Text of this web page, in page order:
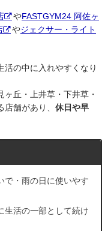
やFASTGYM24 阿佐ヶ
やジェクサー・ライト
活の中に入れやすくなり
丘・上井草・下井草・
舗があり、 休日や早
で・雨の日に使いやす
生活の一部として続け